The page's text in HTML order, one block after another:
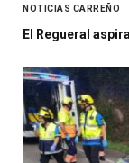
NOTICIAS CARREÑO
El Regueral